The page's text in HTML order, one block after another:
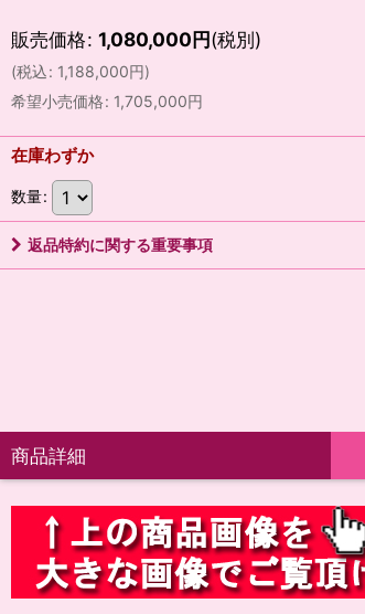
販売価格: 1,080,000円(税別)
(税込: 1,188,000円)
希望小売価格: 1,705,000円
在庫わずか
数量:
返品特約に関する重要事項
商品詳細